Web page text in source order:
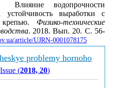
водопрочности
выработки с
Физико-технические
. 2018. Вып. 20. С. 56-
article/UJRN-0001078175
problemy hornoho
Issue (2018, 20)